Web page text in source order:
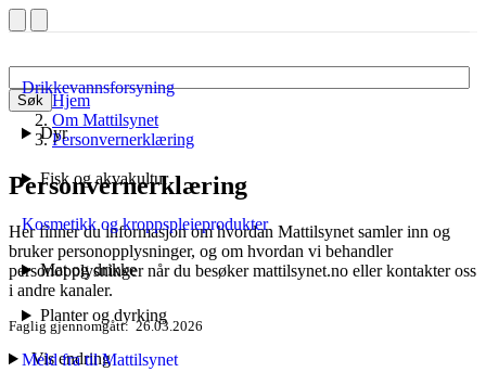
Søk
Drikkevannsforsyning
Dyr
Fisk og akvakultur
Kosmetikk og kroppspleieprodukter
Mat og drikke
Planter og dyrking
Meld fra til Mattilsynet
Hjem
Om Mattilsynet
Personvernerklæring
Personvernerklæring
Her finner du informasjon om hvordan Mattilsynet samler inn og
bruker personopplysninger, og om hvordan vi behandler
personopplysninger når du besøker mattilsynet.no eller kontakter oss
i andre kanaler.
Faglig gjennomgått 26.03.2026
Vis endring